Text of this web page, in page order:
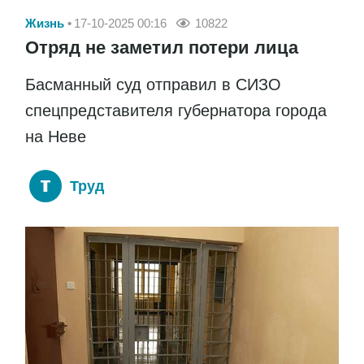
Жизнь 17-10-2025 00:16 10822
Отряд не заметил потери лица
Басманный суд отправил в СИЗО
спецпредставителя губернатора города
на Неве
Труд